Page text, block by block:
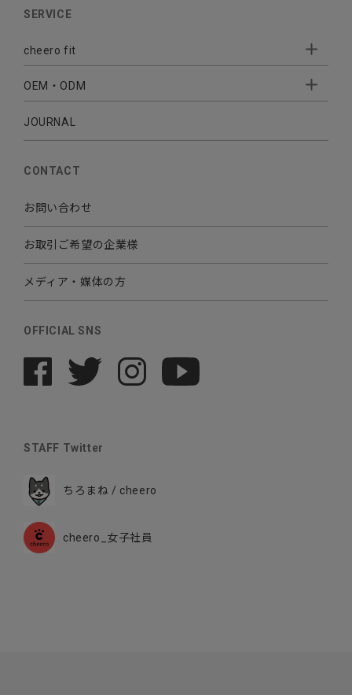
AUDIO
CABLE CHARGER
Sleepion
MOBILE
SERVICE
cheero fit
- Sleepion3
- 軟骨伝導式集音器
OEM・ODM
- OEM・ODM 開発
JOURNAL
CONTACT
お問い合わせ
お取引ご希望の企業様
メディア・媒体の方
OFFICIAL SNS
STAFF Twitter
ちろまね / cheero
cheero_女子社員